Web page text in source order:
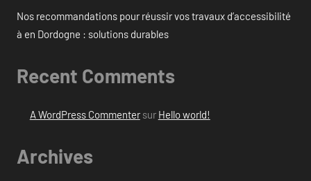
Nos recommandations pour réussir vos travaux d’accessibilité
à en Dordogne : solutions durables
Recent Comments
A WordPress Commentersur Hello world!
Archives